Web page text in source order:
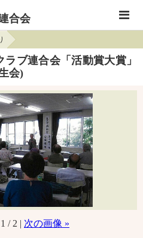
合会
ブ連合会「活動賞大賞」
会)
/ 2 | 次の画像 »